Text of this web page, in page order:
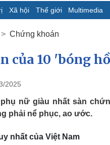
Xã hội Thế giới Multimedia
Xã hội
Dự báo thời tiết
Giáo dục
Biển đảo
Quân sự - Quốc phòng
Việt Nam
Chứng khoán
của 10 'bóng
2025
phụ nữ giàu nhất sàn
phải nể phục, ao ước.
nhất của Việt Nam